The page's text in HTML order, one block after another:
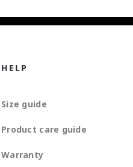
HELP
Size guide
Product care guide
Warranty